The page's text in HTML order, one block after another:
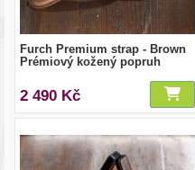
Furch Premium strap - Brown
Prémiový kožený popruh
2 490 Kč